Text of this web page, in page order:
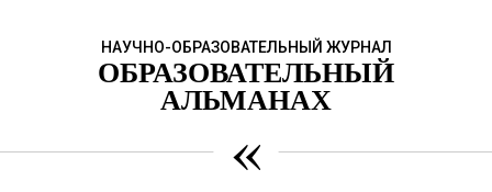
НАУЧНО-ОБРАЗОВАТЕЛЬНЫЙ ЖУРНАЛ
ОБРАЗОВАТЕЛЬНЫЙ
АЛЬМАНАХ
«